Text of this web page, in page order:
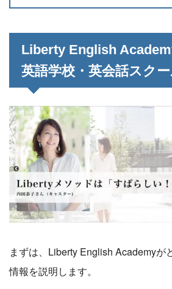
Liberty English
英語学校・英会話スクー
まずは、Liberty English Academyが
情報を説明します。